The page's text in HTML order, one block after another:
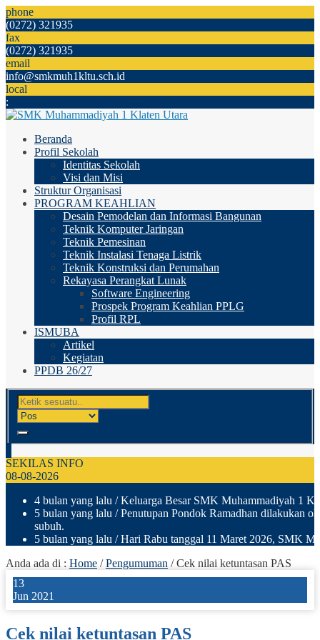
phone
(0272) 321935
fax
(0272) 321935
email
info@smkmuh1kltu.sch.id
local
:
Beranda
Profil Sekolah
Identitas Sekolah
Visi dan Misi
Struktur Organisasi
PROGRAM KEAHLIAN
Desain Pemodelan dan Informasi Bangunan
Teknik Komputer Jaringan
Teknik Pemesinan
Teknik Instalasi Tenaga Listrik
Teknik Konstruksi dan Perumahan
Rekayasa Perangkat Lunak
Software Engineering
Prospek Program Keahlian PPLG
Profil RPL
ISMUBA
Artikel
Kegiatan
PPDB 26/27
SEKILAS INFO
08-08-2026
4 bulan yang lalu / Keluarga Besar SMK Muhammadiyah 1
5 bulan yang lalu / Penutupan Pondok Ramadhan dilakukan
subuh.
5 bulan yang lalu / Hari Rabu tanggal 11 Maret 2026, SMK
Anda ada di : Home /Pengumuman /Cek nilai ketuntasan PAS
13
Jun 2021
Cek nilai ketuntasan PAS